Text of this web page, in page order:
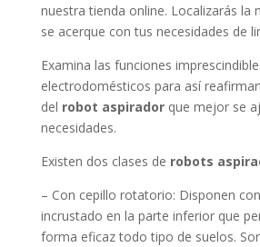
nuestra tienda online. Localizarás la
se acerque con tus necesidades de
Examina las funciones
electrodomésticos para así
del robot aspiradorque mejor se
necesidades.
Existen dos clases de robots
– Con cepillo rotatorio: Disponen
incrustado en la parte inferior que
forma eficaz todo tipo de suelos.